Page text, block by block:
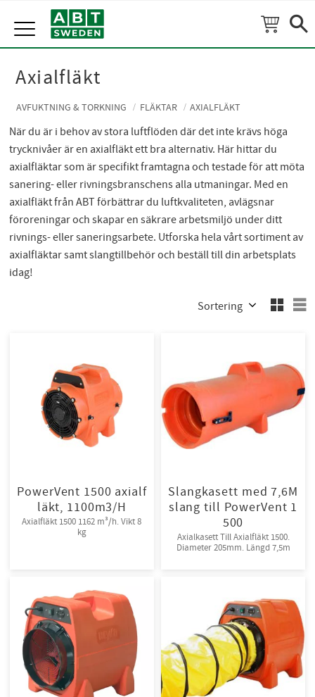
Meny
Axialfläkt
AVFUKTNING & TORKNING FLÄKTAR AXIALFLÄKT
När du är i behov av stora luftflöden där det inte krävs höga
trycknivåer är en axialfläkt ett bra alternativ. Här hittar du
axialfläktar som är specifikt framtagna och testade för att möta
sanering- eller rivningsbranschens alla utmaningar. Med en
axialfläkt från ABT förbättrar du luftkvaliteten, avlägsnar
föroreningar och skapar en säkrare arbetsmiljö under ditt
rivnings- eller saneringsarbete. Utforska hela vårt sortiment av
axialfläktar samt slangtillbehör och beställ till din arbetsplats
idag!
Välj sortering
PowerVent 1500 axialf
läkt, 1100m3/H
Axialfläkt 1500 1162 m³/h. Vikt 8
kg
Slangkasett med 7,6M
slang till PowerVent 1
500
Axialkasett Till Axialfläkt 1500.
Diameter 205mm. Längd 7,5m